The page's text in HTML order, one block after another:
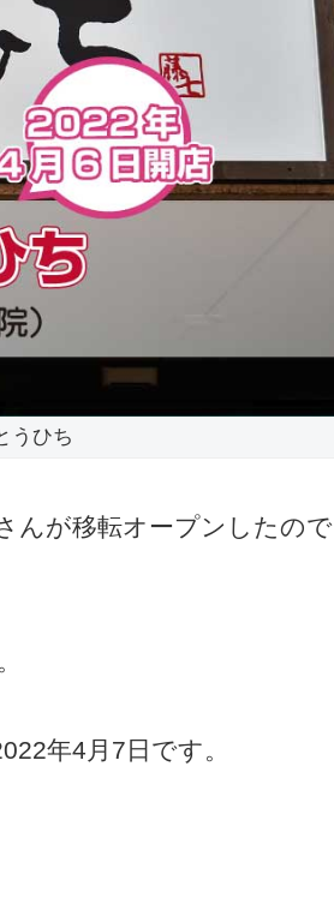
うひち
んが移転オープンしたので
年4月7日です。